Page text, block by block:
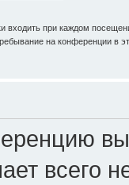
входить при каждом
на конференции в
всего